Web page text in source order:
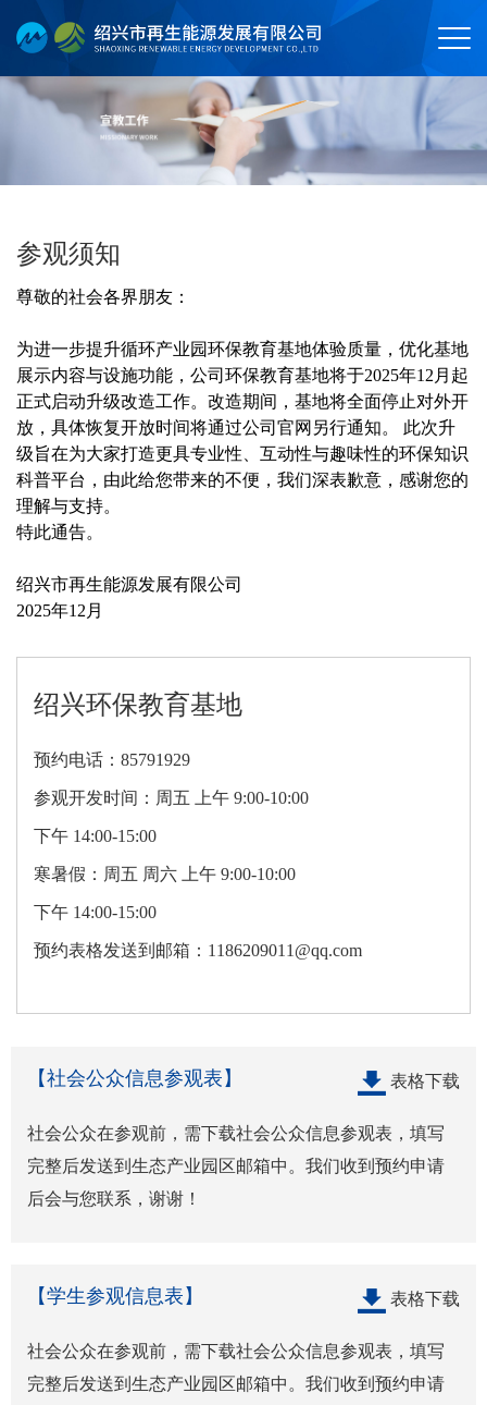
参观须知
尊敬的社会各界朋友：
为进一步提升循环产业园环保教育基地体验质量，优化基地
展示内容与设施功能，公司环保教育基地将于2025年12月起
正式启动升级改造工作。改造期间，基地将全面停止对外开
放，具体恢复开放时间将通过公司官网另行通知。 此次升
级旨在为大家打造更具专业性、互动性与趣味性的环保知识
科普平台，由此给您带来的不便，我们深表歉意，感谢您的
理解与支持。
特此通告。
绍兴市再生能源发展有限公司
2025年12月
绍兴环保教育基地
预约电话：85791929
参观开发时间：周五 上午 9:00-10:00
下午 14:00-15:00
寒暑假：周五 周六 上午 9:00-10:00
下午 14:00-15:00
预约表格发送到邮箱：1186209011@qq.com
【社会公众信息参观表】 表格下载
社会公众在参观前，需下载社会公众信息参观表，填写
完整后发送到生态产业园区邮箱中。我们收到预约申请
后会与您联系，谢谢！
【学生参观信息表】 表格下载
社会公众在参观前，需下载社会公众信息参观表，填写
完整后发送到生态产业园区邮箱中。我们收到预约申请